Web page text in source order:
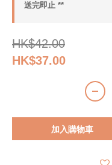
送完即止 **
HK$42.00
HK$37.00
加入購物車